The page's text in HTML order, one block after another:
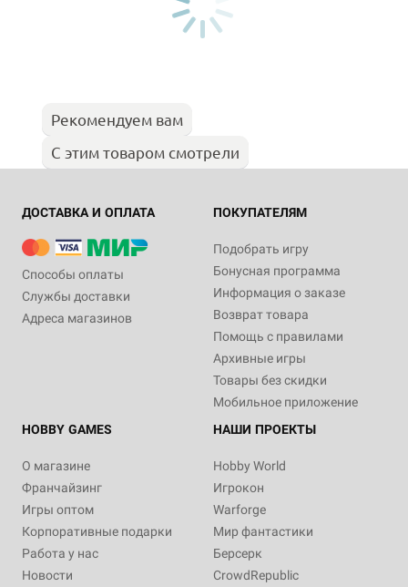
Рекомендуем вам
С этим товаром смотрели
ДОСТАВКА И ОПЛАТА
Способы оплаты
Службы доставки
Адреса магазинов
ПОКУПАТЕЛЯМ
Подобрать игру
Бонусная программа
Информация о заказе
Возврат товара
Помощь с правилами
Архивные игры
Товары без скидки
Мобильное приложение
HOBBY GAMES
О магазине
Франчайзинг
Игры оптом
Корпоративные подарки
Работа у нас
Новости
НАШИ ПРОЕКТЫ
Hobby World
Игрокон
Warforge
Мир фантастики
Берсерк
CrowdRepublic